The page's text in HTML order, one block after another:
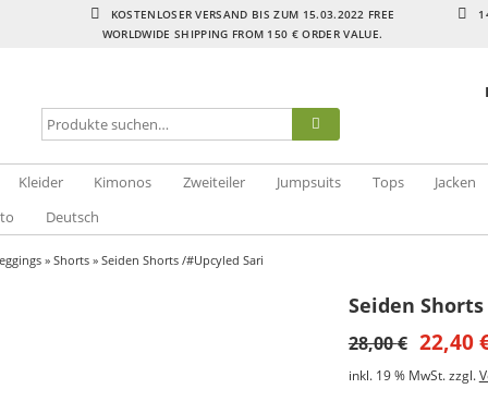
KOSTENLOSER VERSAND BIS ZUM 15.03.2022 FREE
WORLDWIDE SHIPPING FROM 150 € ORDER VALUE.
Kleider Kimonos Zweiteiler Jumpsuits Tops
Jacken
Deutsch
» Shorts » Seiden Shorts /#Upcyled Sari
Seiden
28,00€ 22,40
inkl. 19 % MwSt. zzgl.